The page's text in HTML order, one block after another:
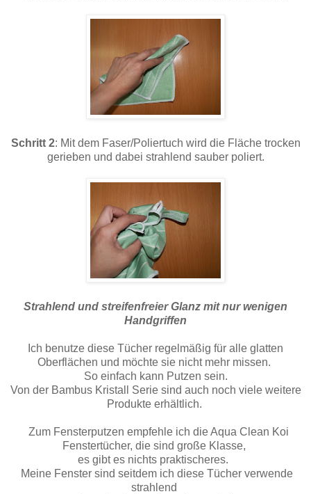
Schritt 2: Mit dem Faser/Poliertuch wird die Fläche trocken
gerieben und dabei strahlend sauber poliert.
Strahlend und streifenfreier Glanz mit nur wenigen
Handgriffen
Ich benutze diese Tücher regelmäßig für alle glatten
Oberflächen und möchte sie nicht mehr missen.
So einfach kann Putzen sein.
Von der Bambus Kristall Serie sind auch noch viele weitere
Produkte erhältlich.
Zum Fensterputzen empfehle ich die Aqua Clean Koi
Fenstertücher, die sind große Klasse,
es gibt es nichts praktischeres.
Meine Fenster sind seitdem ich diese Tücher verwende
strahlend